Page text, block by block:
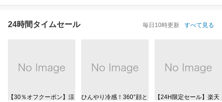
24時間タイムセール 毎日10時更新 すべて見る
【30％オフクーポン】涼
ひんやり冷感！360°顔と
【24H限定セール】楽天